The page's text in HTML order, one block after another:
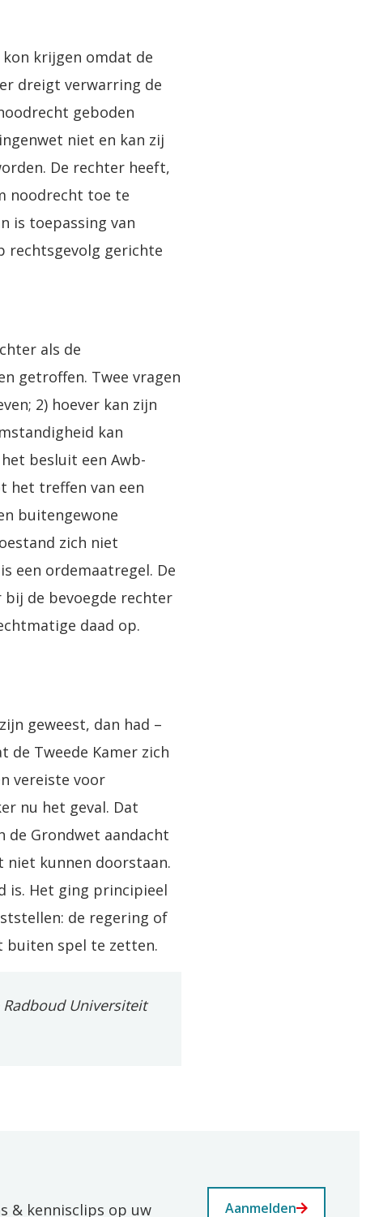
krijgen omdat de
dreigt verwarring de
geboden
niet en kan zij
De rechter heeft,
noodrecht toe te
is toepassing van
rechtsgevolg gerichte
als de
getroffen. Twee vragen
2) hoever kan zijn
kan
besluit een Awb-
het treffen van een
buitengewone
zich niet
een ordemaatregel. De
de bevoegde rechter
daad op.
geweest, dan had –
de Tweede Kamer zich
vereiste voor
nu het geval. Dat
de Grondwet aandacht
niet kunnen doorstaan.
is. Het ging principieel
de regering of
buiten spel te zetten.
Universiteit
& kennisclips op uw Aanmelden